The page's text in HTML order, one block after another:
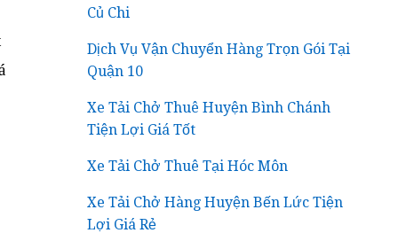
Củ Chi
Dịch Vụ Vận Chuyển Hàng Trọn Gói Tại
Quận 10
Xe Tải Chở Thuê Huyện Bình Chánh
Tiện Lợi Giá Tốt
Xe Tải Chở Thuê Tại Hóc Môn
Xe Tải Chở Hàng Huyện Bến Lức Tiện
Lợi Giá Rẻ